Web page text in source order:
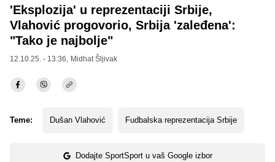
'Eksplozija' u reprezentaciji Srbije,
Vlahović progovorio, Srbija 'zaleđena':
"Tako je najbolje"
12.10.25. - 13:36, Midhat Šljivak
Teme: Dušan Vlahović Fudbalska reprezentacija Srbije
Dodajte SportSport u vaš Google izbor